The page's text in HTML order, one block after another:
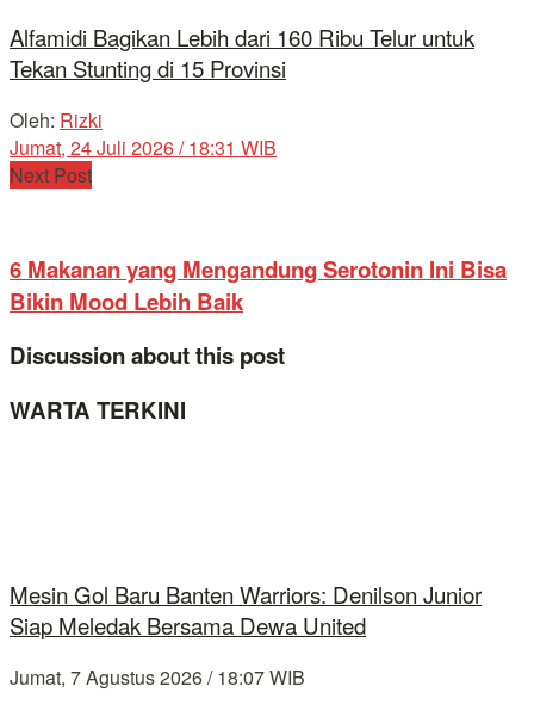
Alfamidi Bagikan Lebih dari 160 Ribu Telur untuk
Tekan Stunting di 15 Provinsi
Oleh: Rizki
Jumat, 24 Juli 2026 / 18:31 WIB
Next Post
6 Makanan yang Mengandung Serotonin Ini Bisa
Bikin Mood Lebih Baik
Discussion about this post
WARTA TERKINI
Mesin Gol Baru Banten Warriors: Denilson Junior
Siap Meledak Bersama Dewa United
Jumat, 7 Agustus 2026 / 18:07 WIB